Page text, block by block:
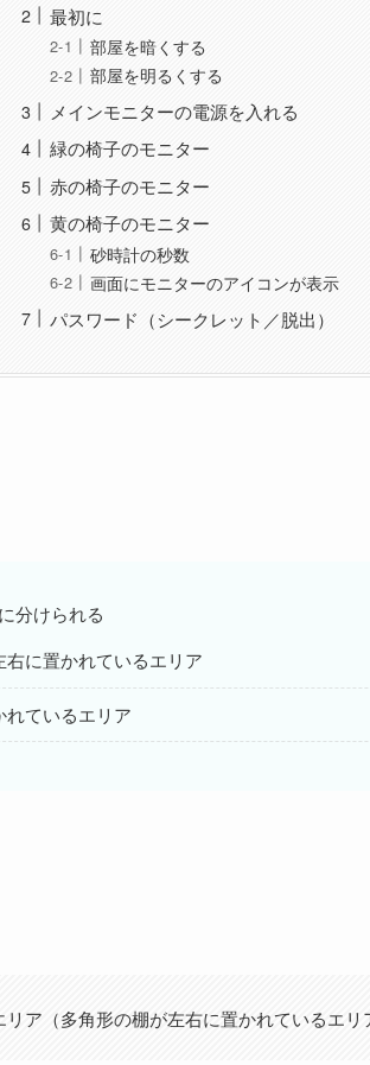
最初に
部屋を暗くする
部屋を明るくする
メインモニターの電源を入れる
緑の椅子のモニター
赤の椅子のモニター
黄の椅子のモニター
砂時計の秒数
画面にモニターのアイコンが表示
パスワード（シークレット／脱出）
分けられる
右に置かれているエリア
れているエリア
リア（多角形の棚が左右に置かれているエリ